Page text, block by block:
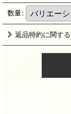
数量:
返品特約に関す